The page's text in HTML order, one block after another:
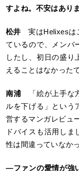
すよね。不安はあり
松井 実はHelixesは
ているので、メンバ
したし、初日の盛り
えることはなかった
南浦 「絵が上手な
ルを下げる」という
営するマンガレビュ
ドバイスも活用しま
性は間違っていなか
―ファンの愛情が強